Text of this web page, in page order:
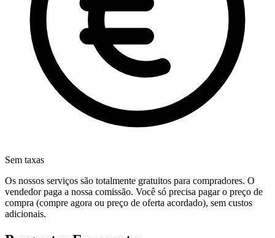
Sem taxas
Os nossos serviços são totalmente gratuitos para compradores. O
vendedor paga a nossa comissão. Você só precisa pagar o preço de
compra (compre agora ou preço de oferta acordado), sem custos
adicionais.